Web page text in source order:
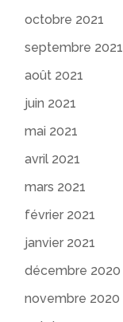
octobre 2021
septembre 2021
août 2021
juin 2021
mai 2021
avril 2021
mars 2021
février 2021
janvier 2021
décembre 2020
novembre 2020